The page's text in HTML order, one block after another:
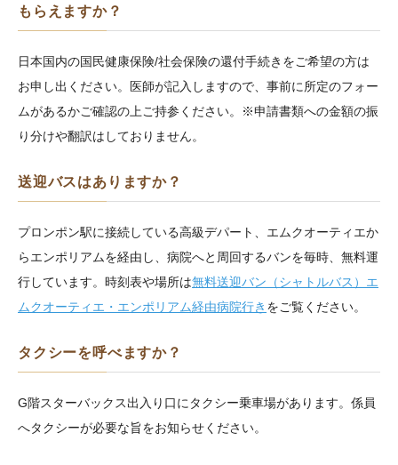
もらえますか？
日本国内の国民健康保険/社会保険の還付手続きをご希望の方は
お申し出ください。医師が記入しますので、事前に所定のフォー
ムがあるかご確認の上ご持参ください。※申請書類への金額の振
り分けや翻訳はしておりません。
送迎バスはありますか？
プロンポン駅に接続している高級デパート、エムクオーティエか
らエンポリアムを経由し、病院へと周回するバンを毎時、無料運
行しています。 時刻表や場所は無料送迎バン（シャトルバス）エ
ムクオーティエ・エンポリアム経由病院行き をご覧ください。
タクシーを呼べますか？
G階スターバックス出入り口にタクシー乗車場があります。係員
へタクシーが必要な旨をお知らせください。